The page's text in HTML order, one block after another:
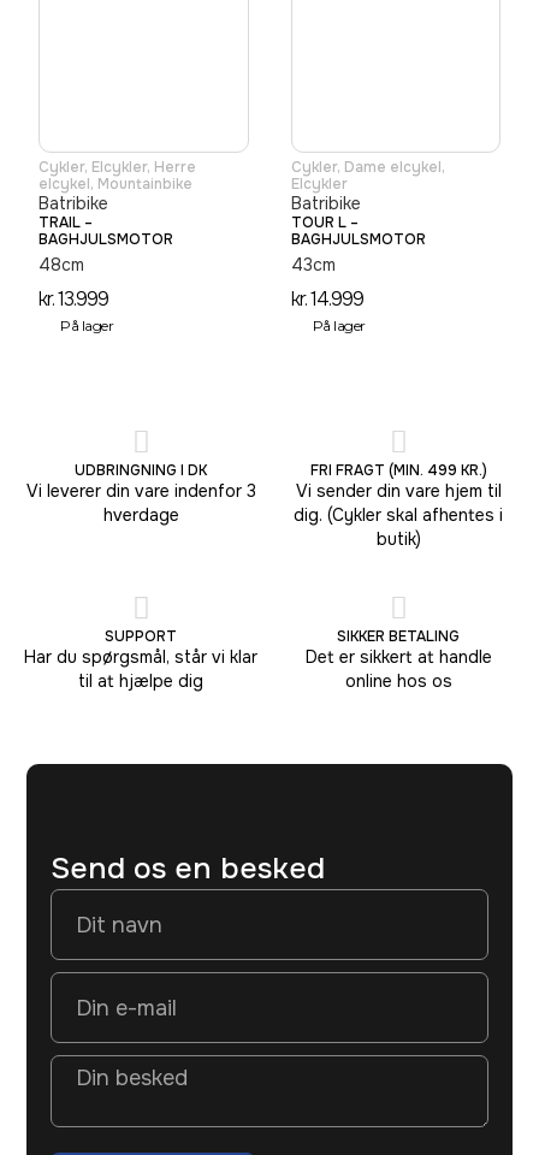
Cykler, Elcykler, Herre
elcykel, Mountainbike
Batribike
TRAIL –
BAGHJULSMOTOR
48cm
kr.13.999
På lager
Cykler, Dame elcykel,
Elcykler
Batribike
TOUR L –
BAGHJULSMOTOR
43cm
kr.14.999
På lager
UDBRINGNING I DK
Vi leverer din vare indenfor 3
hverdage
FRI FRAGT (MIN. 499 KR.)
Vi sender din vare hjem til
dig. (Cykler skal afhentes i
butik)
SUPPORT
Har du spørgsmål, står vi klar
til at hjælpe dig
SIKKER BETALING
Det er sikkert at handle
online hos os
Send os en besked